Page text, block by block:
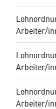
Arbeiter/
Arbeiter/
Arbeiter/